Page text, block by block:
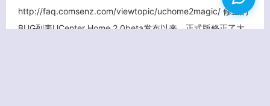
http://faq.comsenz.com/viewtopic/uchome2magic/ 修正的
BUG列表UCenter Home 2.0beta发布以来，正式版修正了大